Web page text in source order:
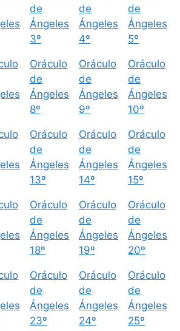
de
Ángeles
3º
de
Ángeles
4º
de
Ángeles
5º
Oráculo
de
Ángeles
8º
Oráculo
de
Ángeles
9º
Oráculo
de
Ángeles
10º
Oráculo
de
Ángeles
13º
Oráculo
de
Ángeles
14º
Oráculo
de
Ángeles
15º
Oráculo
de
Ángeles
18º
Oráculo
de
Ángeles
19º
Oráculo
de
Ángeles
20º
Oráculo
de
Ángeles
23º
Oráculo
de
Ángeles
24º
Oráculo
de
Ángeles
25º